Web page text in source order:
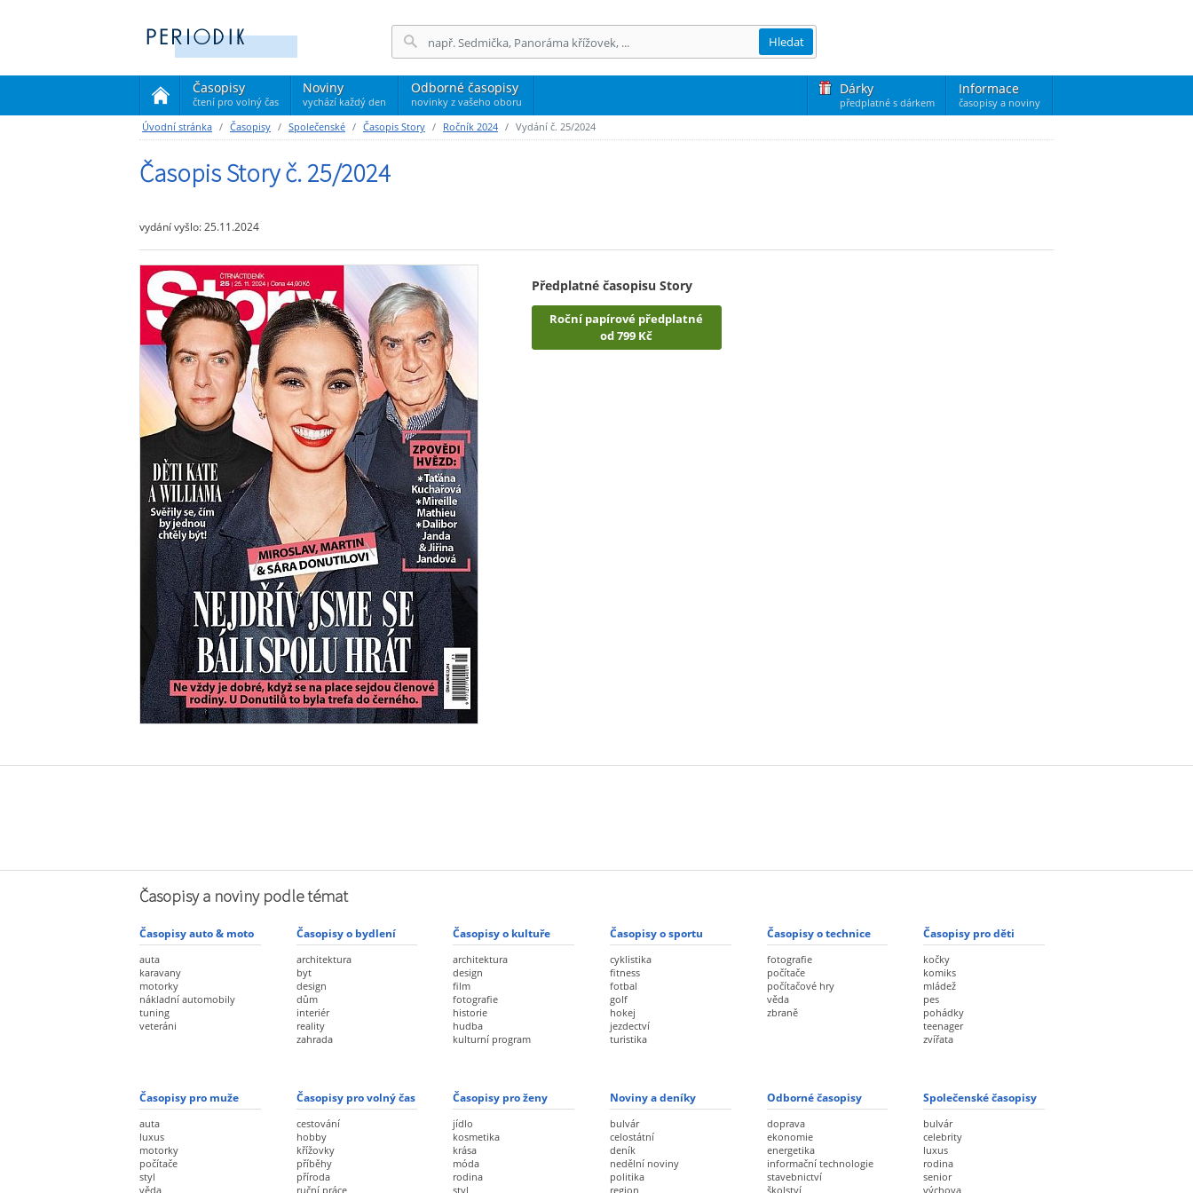
Časopisy
čtení pro volný čas
(current)
Noviny
vychází každý den
Odborné časopisy
novinky z vašeho oboru
Dárky
předplatné s dárkem
Informace
časopisy a noviny
Hledat
Úvodní stránka Časopisy Společenské Časopis Story Ročník 2024 Vydání č. 25/2024
Časopis Story č. 25/2024
vydání vyšlo: 25.11.2024
Předplatné časopisu Story
Roční papírové předplatné
od 799 Kč
Časopisy a noviny podle témat
Časopisy auto & moto
auta
karavany
motorky
nákladní automobily
tuning
veteráni
Časopisy o bydlení
architektura
byt
design
dům
interiér
reality
zahrada
Časopisy o kultuře
architektura
design
film
fotografie
historie
hudba
kulturní program
Časopisy o sportu
cyklistika
fitness
fotbal
golf
hokej
jezdectví
turistika
Časopisy o technice
fotografie
počítače
počítačové hry
věda
zbraně
Časopisy pro děti
kočky
komiks
mládež
pes
pohádky
teenager
zvířata
Časopisy pro muže
auta
luxus
motorky
počítače
styl
věda
Časopisy pro volný čas
cestování
hobby
křížovky
příběhy
příroda
ruční práce
Časopisy pro ženy
jídlo
kosmetika
krása
móda
rodina
styl
Noviny a deníky
bulvár
celostátní
deník
nedělní noviny
politika
region
Odborné časopisy
doprava
ekonomie
energetika
informační technologie
stavebnictví
školství
Společenské časopisy
bulvár
celebrity
luxus
rodina
senior
výchova